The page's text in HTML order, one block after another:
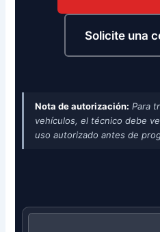
Solicite una
Nota de autorización: Para
vehículos, el técnico debe
uso autorizado antes de